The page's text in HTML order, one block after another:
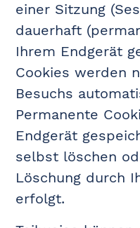
einer Sitzung
dauerhaft
Ihrem Endgerät
Cookies werden
Besuchs
Permanente
Endgerät
selbst löschen
Löschung durch
erfolgt.